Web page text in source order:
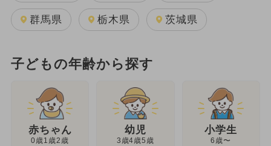
群馬県 栃木県 茨城県
子どもの年齢から探す
赤ちゃん
0歳1歳2歳
幼児
3歳4歳5歳
小学生
6歳〜